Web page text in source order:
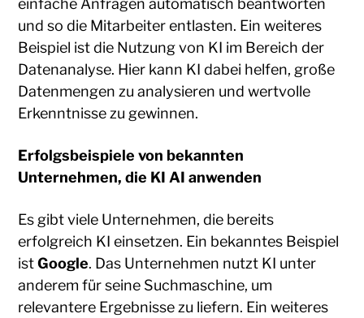
einfache Anfragen automatisch beantworten
und so die Mitarbeiter entlasten. Ein weiteres
Beispiel ist die Nutzung von KI im Bereich der
Datenanalyse. Hier kann KI dabei helfen, große
Datenmengen zu analysieren und wertvolle
Erkenntnisse zu gewinnen.
Erfolgsbeispiele von bekannten
Unternehmen, die KI AI anwenden
Es gibt viele Unternehmen, die bereits
erfolgreich KI einsetzen. Ein bekanntes Beispiel
istGoogle. Das Unternehmen nutzt KI unter
anderem für seine Suchmaschine, um
relevantere Ergebnisse zu liefern. Ein weiteres